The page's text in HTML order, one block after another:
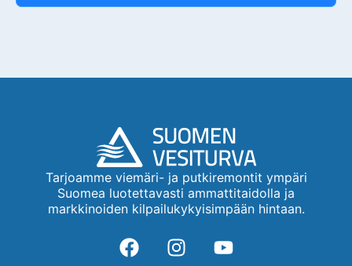
Tarjoamme viemäri- ja putkiremontit ympäri
Suomea luotettavasti ammattitaidolla ja
markkinoiden kilpailukykyisimpään hintaan.